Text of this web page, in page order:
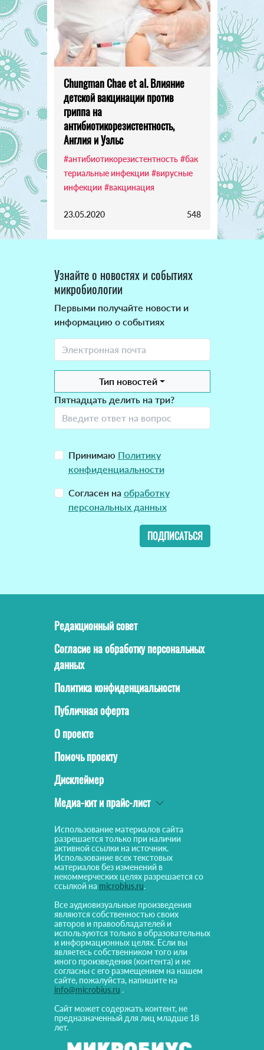
Chungman Chae et al. Влияние
детской вакцинации против
гриппа на
антибиотикорезистентность,
Англия и Уэльс
#антибиотикорезистентность #бак
териальные инфекции #вирусные
инфекции #вакцинация
23.05.2020 548
Узнайте о новостях и событиях
микробиологии
Первыми получайте новости и
информацию о событиях
Тип новостей
Пятнадцать делить на три?
Принимаю Политику
конфиденциальности
Согласен на обработку
персональных данных
ПОДПИСАТЬСЯ
Редакционный совет
Согласие на обработку персональных
данных
Политика конфиденциальности
Публичная оферта
О проекте
Помочь проекту
Дисклеймер
Медиа-кит и прайс-лист
Использование материалов сайта
разрешается только при наличии
активной ссылки на источник.
Использование всех текстовых
материалов без изменений в
некоммерческих целях разрешается со
ссылкой на microbius.ru.
Все аудиовизуальные произведения
являются собственностью своих
авторов и правообладателей и
используются только в образовательных
и информационных целях. Если вы
являетесь собственником того или
иного произведения (контента) и не
согласны с его размещением на нашем
сайте, пожалуйста, напишите на
info@microbius.ru .
Сайт может содержать контент, не
предназначенный для лиц младше 18
лет.